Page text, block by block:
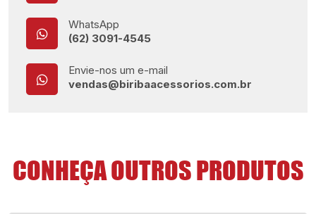
WhatsApp
(62) 3091-4545
Envie-nos um e-mail
vendas@biribaacessorios.com.br
CONHEÇA OUTROS PRODUTOS